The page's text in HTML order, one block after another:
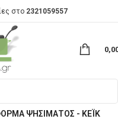
στο 2321059557
ΨΗΣΙΜΑΤΟΣ - ΚΕΪΚ